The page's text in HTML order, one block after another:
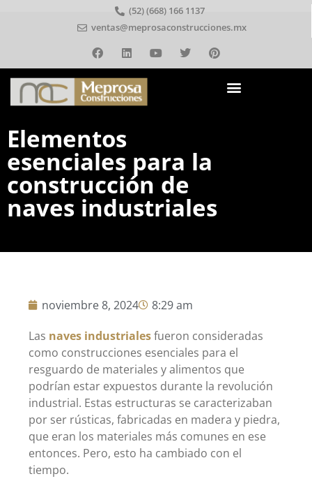
(52) (668) 166 1137
ventas@meprosaconstrucciones.mx
Elementos
esenciales para la
construcción de
naves industriales
noviembre 8, 2024
8:29 am
Las naves industrialesfueron consideradas
como construcciones esenciales para el
resguardo de materiales y alimentos que
podrían estar expuestos durante la revolución
industrial. Estas estructuras se caracterizaban
por ser rústicas, fabricadas en madera y piedra,
que eran los materiales más comunes en ese
entonces. Pero, esto ha cambiado con el
tiempo.